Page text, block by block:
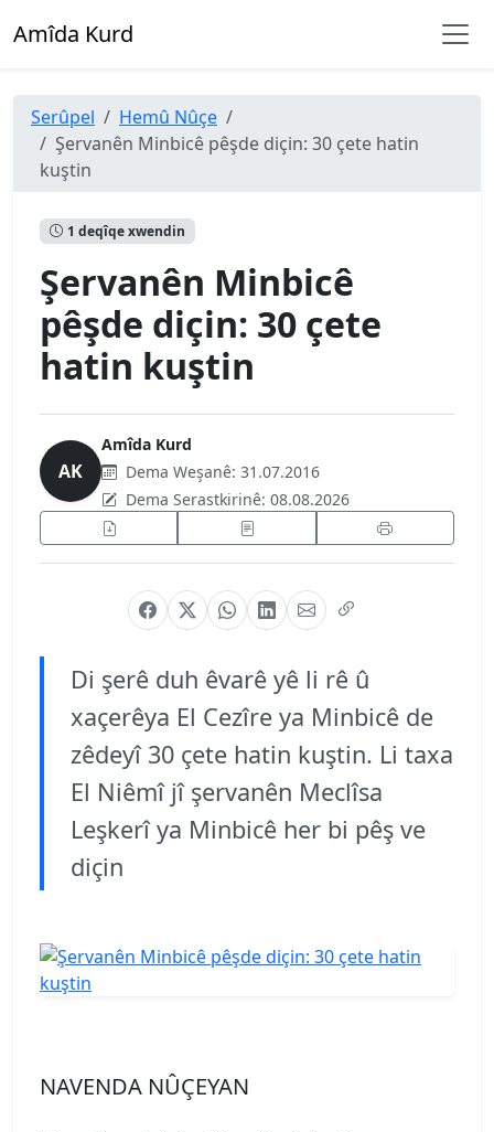
Amîda Kurd
Serûpel
Hemû Nûçe
Şervanên Minbicê pêşde diçin: 30 çete hatin
kuştin
1 deqîqe xwendin
Şervanên Minbicê
pêşde diçin: 30 çete
hatin kuştin
AK
Amîda Kurd
Dema Weşanê: 31.07.2016
Dema Serastkirinê: 08.08.2026
Di şerê duh êvarê yê li rê û
xaçerêya El Cezîre ya Minbicê de
zêdeyî 30 çete hatin kuştin. Li taxa
El Niêmî jî şervanên Meclîsa
Leşkerî ya Minbicê her bi pêş ve
diçin
NAVENDA NÛÇEYAN